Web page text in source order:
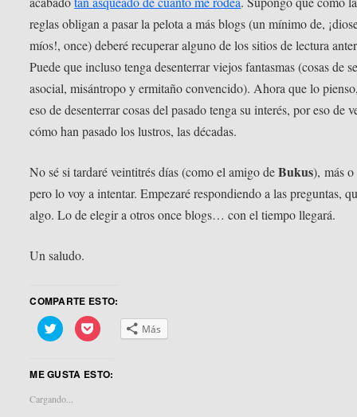
reglas obligan a pasar la pelota a más blogs (un mínimo de,
míos!, once) deberé recuperar alguno de los sitios de lectura
Puede que incluso tenga desenterrar viejos fantasmas (cosas de
asocial, misántropo y ermitaño convencido). Ahora que lo
eso de desenterrar cosas del pasado tenga su interés, por eso de
cómo han pasado los lustros, las décadas.
No sé si tardaré veintitrés días (como el amigo deBukus), más
pero lo voy a intentar. Empezaré respondiendo a las preguntas,
algo. Lo de elegir a otros once blogs… con el tiempo llegará.
Un saludo.
COMPARTE ESTO:
Haz
clic
Twitter
abre
en
Haz
clic
Pocket
Más
ME GUSTA ESTO:
Cargando...